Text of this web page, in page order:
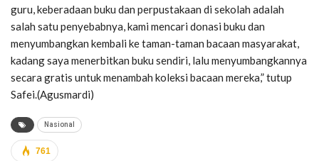
guru, keberadaan buku dan perpustakaan di sekolah adalah
salah satu penyebabnya, kami mencari donasi buku dan
menyumbangkan kembali ke taman-taman bacaan masyarakat,
kadang saya menerbitkan buku sendiri, lalu menyumbangkannya
secara gratis untuk menambah koleksi bacaan mereka,” tutup
Safei.(Agusmardi)
Nasional
761